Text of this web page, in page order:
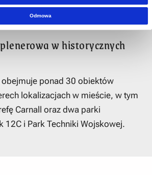
Odmowa
w historycznych
ponad 30 obiektów
lokalizacjach w mieście, w tym
Carnall oraz dwa parki
12C i Park Techniki Wojskowej.